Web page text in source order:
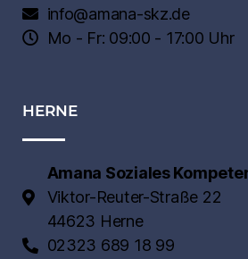
info@amana-skz.de
Mo - Fr: 09:00 - 17:00 Uhr
HERNE
Amana Soziales
Viktor-Reuter-Straße 22
44623 Herne
02323 689 18 99